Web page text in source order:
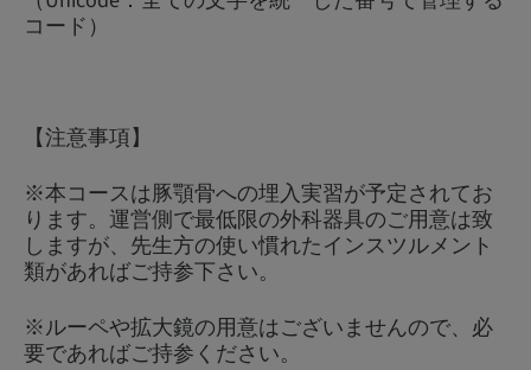
コード）
【注意事項】
※本コースは豚顎骨への埋入実習が予定されてお
ります。運営側で最低限の外科器具のご用意は致
しますが、先生方の使い慣れたインスツルメント
類があればご持参下さい。
※ルーペや拡大鏡の用意はございませんので、必
要であればご持参ください。